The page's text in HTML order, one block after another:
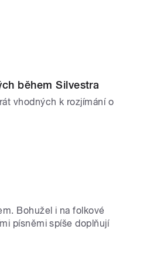
během Silvestra
vhodných k rozjímání o
Bohužel i na folkové
písněmi spíše doplňují